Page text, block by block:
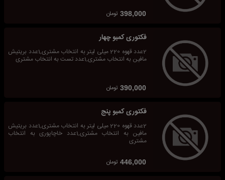
398,000 تومان
فکتوری کمبو چهار
2عدد قهوه 220 میلی لیتر به انتخاب مشتری,1عدد بریتیش
مافین به انتخاب مشتری,1عدد تست به انتخاب مشتری
390,000 تومان
فکتوری کمبو پنج
2عدد قهوه 220 میلی لیتر به انتخاب مشتری,1عدد بریتیش
مافین به انتخاب مشتری,1عدد خاچاپوری به انتخاب
مشتری
446,000 تومان